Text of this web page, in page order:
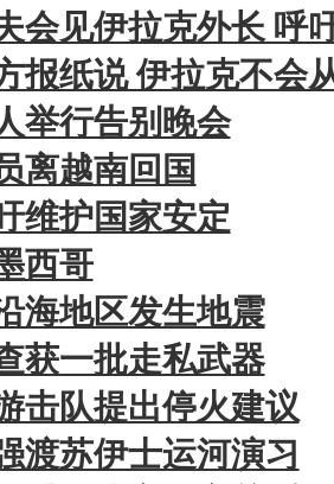
会见伊拉克外长 呼
报纸说 伊拉克不会
举行告别晚会
离越南回国
维护国家安定
西哥
海地区发生地震
获一批走私武器
击队提出停火建议
渡苏伊士运河演习